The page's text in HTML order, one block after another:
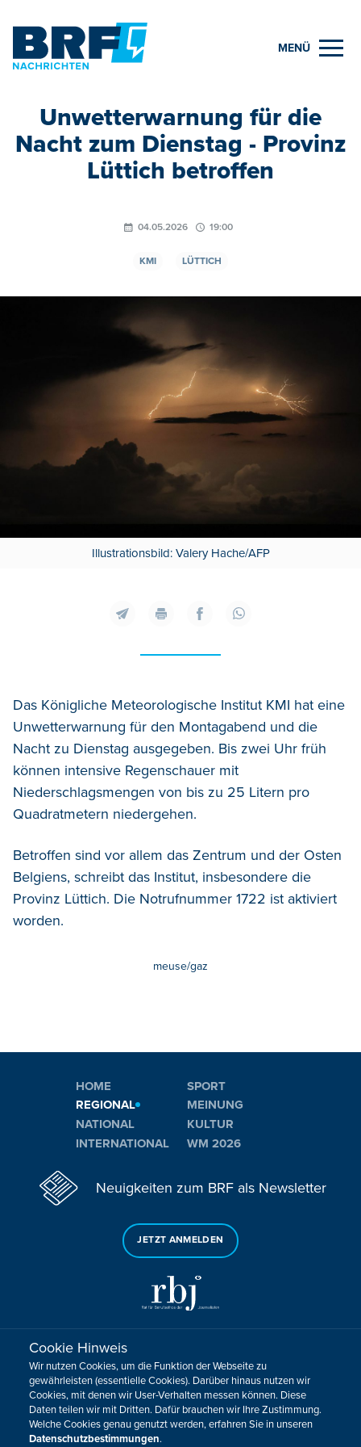
MENÜ
Unwetterwarnung für die
Nacht zum Dienstag - Provinz
Lüttich betroffen
04.05.2026 19:00
KMI LÜTTICH
Illustrationsbild: Valery Hache/AFP
Das Königliche Meteorologische Institut KMI hat eine
Unwetterwarnung für den Montagabend und die
Nacht zu Dienstag ausgegeben. Bis zwei Uhr früh
können intensive Regenschauer mit
Niederschlagsmengen von bis zu 25 Litern pro
Quadratmetern niedergehen.
Betroffen sind vor allem das Zentrum und der Osten
Belgiens, schreibt das Institut, insbesondere die
Provinz Lüttich. Die Notrufnummer 1722 ist aktiviert
worden.
meuse/gaz
HOME
REGIONAL
NATIONAL
INTERNATIONAL
SPORT
MEINUNG
KULTUR
WM 2026
Neuigkeiten zum BRF als Newsletter
JETZT ANMELDEN
Sie haben noch Fragen oder Anmerkungen?
Impressum Datenschutz Kontakt
Barrierefreiheit
Cookie-Zustimmung anpassen
Cookie Hinweis
Wir nutzen Cookies, um die Funktion der Webseite zu
gewährleisten (essentielle Cookies). Darüber hinaus nutzen wir
Cookies, mit denen wir User-Verhalten messen können. Diese
Daten teilen wir mit Dritten. Dafür brauchen wir Ihre Zustimmung.
Welche Cookies genau genutzt werden, erfahren Sie in unseren
Datenschutzbestimmungen.